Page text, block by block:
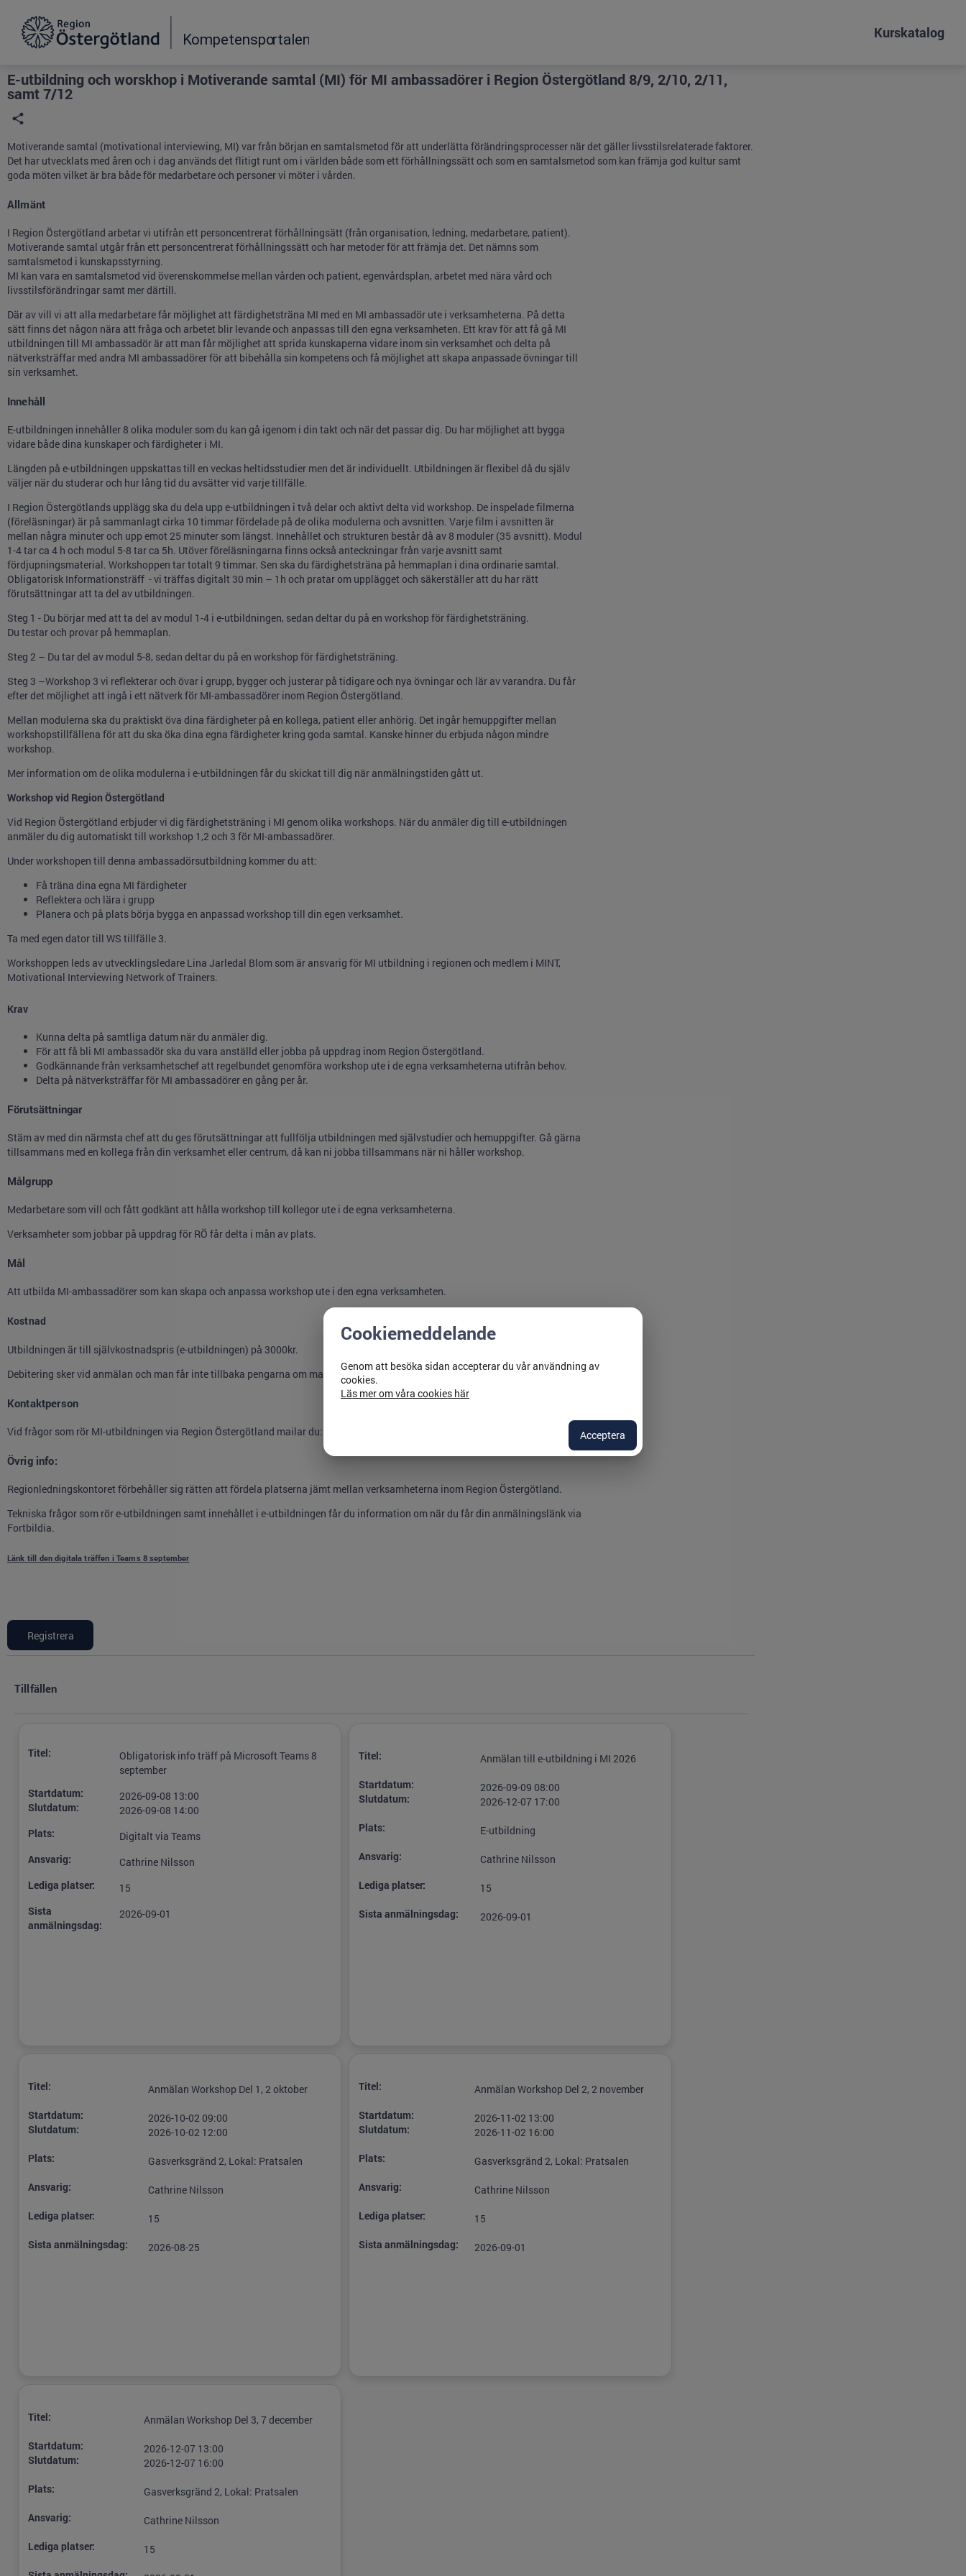
Grade
Portal
Kurskatalog
E-utbildning och worskhop i Motiverande samtal (MI) för MI ambassadörer i Region Östergötland 8/9, 2/10, 2/11,
samt 7/12
Motiverande samtal (motivational interviewing, MI) var från början en samtalsmetod för att underlätta förändringsprocesser när det gäller livsstilsrelaterade faktorer.
Det har utvecklats med åren och i dag används det flitigt runt om i världen både som ett förhållningssätt och som en samtalsmetod som kan främja god kultur samt
goda möten vilket är bra både för medarbetare och personer vi möter i vården.
Allmänt
I Region Östergötland arbetar vi utifrån ett personcentrerat förhållningsätt (från organisation, ledning, medarbetare, patient).
Motiverande samtal utgår från ett personcentrerat förhållningssätt och har metoder för att främja det. Det nämns som
samtalsmetod i kunskapsstyrning.
MI kan vara en samtalsmetod vid överenskommelse mellan vården och patient, egenvårdsplan, arbetet med nära vård och
livsstilsförändringar samt mer därtill.
Där av vill vi att alla medarbetare får möjlighet att färdighetsträna MI med en MI ambassadör ute i verksamheterna. På detta
sätt finns det någon nära att fråga och arbetet blir levande och anpassas till den egna verksamheten. Ett krav för att få gå MI
utbildningen till MI ambassadör är att man får möjlighet att sprida kunskaperna vidare inom sin verksamhet och delta på
nätverksträffar med andra MI ambassadörer för att bibehålla sin kompetens och få möjlighet att skapa anpassade övningar till
sin verksamhet.
Innehåll
E-utbildningen innehåller 8 olika moduler som du kan gå igenom i din takt och när det passar dig. Du har möjlighet att bygga
vidare både dina kunskaper och färdigheter i MI.
Längden på e-utbildningen uppskattas till en veckas heltidsstudier men det är individuellt. Utbildningen är flexibel då du själv
väljer när du studerar och hur lång tid du avsätter vid varje tillfälle.
I Region Östergötlands upplägg ska du dela upp e-utbildningen i två delar och aktivt delta vid workshop. De inspelade filmerna
(föreläsningar) är på sammanlagt cirka 10 timmar fördelade på de olika modulerna och avsnitten. Varje film i avsnitten är
mellan några minuter och upp emot 25 minuter som längst. Innehållet och strukturen består då av 8 moduler (35 avsnitt). Modul
1-4 tar ca 4 h och modul 5-8 tar ca 5h. Utöver föreläsningarna finns också anteckningar från varje avsnitt samt
fördjupningsmaterial. Workshoppen tar totalt 9 timmar. Sen ska du färdighetsträna på hemmaplan i dina ordinarie samtal.
Obligatorisk Informationsträff - vi träffas digitalt 30 min – 1h och pratar om upplägget och säkerställer att du har rätt
förutsättningar att ta del av utbildningen.
Steg 1 - Du börjar med att ta del av modul 1-4 i e-utbildningen, sedan deltar du på en workshop för färdighetsträning.
Du testar och provar på hemmaplan.
Steg 2 – Du tar del av modul 5-8, sedan deltar du på en workshop för färdighetsträning.
Steg 3 –Workshop 3 vi reflekterar och övar i grupp, bygger och justerar på tidigare och nya övningar och lär av varandra. Du får
efter det möjlighet att ingå i ett nätverk för MI-ambassadörer inom Region Östergötland.
Mellan modulerna ska du praktiskt öva dina färdigheter på en kollega, patient eller anhörig. Det ingår hemuppgifter mellan
workshopstillfällena för att du ska öka dina egna färdigheter kring goda samtal. Kanske hinner du erbjuda någon mindre
workshop.
Mer information om de olika modulerna i e-utbildningen får du skickat till dig när anmälningstiden gått ut.
Workshop vid Region Östergötland
Vid Region Östergötland erbjuder vi dig färdighetsträning i MI genom olika workshops. När du anmäler dig till e-utbildningen
anmäler du dig automatiskt till workshop 1,2 och 3 för MI-ambassadörer.
Under workshopen till denna ambassadörsutbildning kommer du att:
Få träna dina egna MI färdigheter
Reflektera och lära i grupp
Planera och på plats börja bygga en anpassad workshop till din egen verksamhet.
Ta med egen dator till WS tillfälle 3.
Workshoppen leds av utvecklingsledare Lina Jarledal Blom som är ansvarig för MI utbildning i regionen och medlem i MINT,
Motivational Interviewing Network of Trainers.
Krav
Kunna delta på samtliga datum när du anmäler dig.
För att få bli MI ambassadör ska du vara anställd eller jobba på uppdrag inom Region Östergötland.
Godkännande från verksamhetschef att regelbundet genomföra workshop ute i de egna verksamheterna utifrån behov.
Delta på nätverksträffar för MI ambassadörer en gång per år.
Förutsättningar
Stäm av med din närmsta chef att du ges förutsättningar att fullfölja utbildningen med självstudier och hemuppgifter. Gå gärna
tillsammans med en kollega från din verksamhet eller centrum, då kan ni jobba tillsammans när ni håller workshop.
Målgrupp
Medarbetare som vill och fått godkänt att hålla workshop till kollegor ute i de egna verksamheterna.
Verksamheter som jobbar på uppdrag för RÖ får delta i mån av plats.
Mål
Att utbilda MI-ambassadörer som kan skapa och anpassa workshop ute i den egna verksamheten.
Kostnad
Utbildningen är till självkostnadspris (e-utbildningen) på 3000kr.
Debitering sker vid anmälan och man får inte tillbaka pengarna om man inte fullföljer.
Kontaktperson
Vid frågor som rör MI-utbildningen via Region Östergötland mailar du:
Övrig info:
Regionledningskontoret förbehåller sig rätten att fördela platserna jämt mellan verksamheterna inom Region Östergötland.
Tekniska frågor som rör e-utbildningen samt innehållet i e-utbildningen får du information om när du får din anmälningslänk via
Fortbildia.
Länk till den digitala träffen i Teams 8 september
Tillfällen
Titel:
Obligatorisk info träff på Microsoft Teams 8
september
Startdatum:
Slutdatum:
2026-09-08 13:00
2026-09-08 14:00
Plats:
Digitalt via Teams
Ansvarig:
Cathrine Nilsson
Lediga platser:
15
Sista
anmälningsdag:
2026-09-01
Titel:
Anmälan till e-utbildning i MI 2026
Startdatum:
Slutdatum:
2026-09-09 08:00
2026-12-07 17:00
Plats:
E-utbildning
Ansvarig:
Cathrine Nilsson
Lediga platser:
15
Sista anmälningsdag:
2026-09-01
Titel:
Anmälan Workshop Del 1, 2 oktober
Startdatum:
Slutdatum:
2026-10-02 09:00
2026-10-02 12:00
Plats:
Gasverksgränd 2, Lokal: Pratsalen
Ansvarig:
Cathrine Nilsson
Lediga platser:
15
Sista anmälningsdag:
2026-08-25
Titel:
Anmälan Workshop Del 2, 2 november
Startdatum:
Slutdatum:
2026-11-02 13:00
2026-11-02 16:00
Plats:
Gasverksgränd 2, Lokal: Pratsalen
Ansvarig:
Cathrine Nilsson
Lediga platser:
15
Sista anmälningsdag:
2026-09-01
Titel:
Anmälan Workshop Del 3, 7 december
Startdatum:
Slutdatum:
2026-12-07 13:00
2026-12-07 16:00
Plats:
Gasverksgränd 2, Lokal: Pratsalen
Ansvarig:
Cathrine Nilsson
Lediga platser:
15
Cookiemeddelande
Genom att besöka sidan accepterar du vår användning av
cookies.
Läs mer om våra cookies här
Acceptera